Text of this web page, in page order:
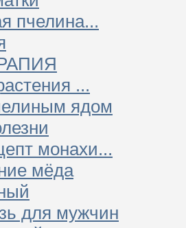
пчелина...
...
ядом
монахи...
мёда
для мужчин